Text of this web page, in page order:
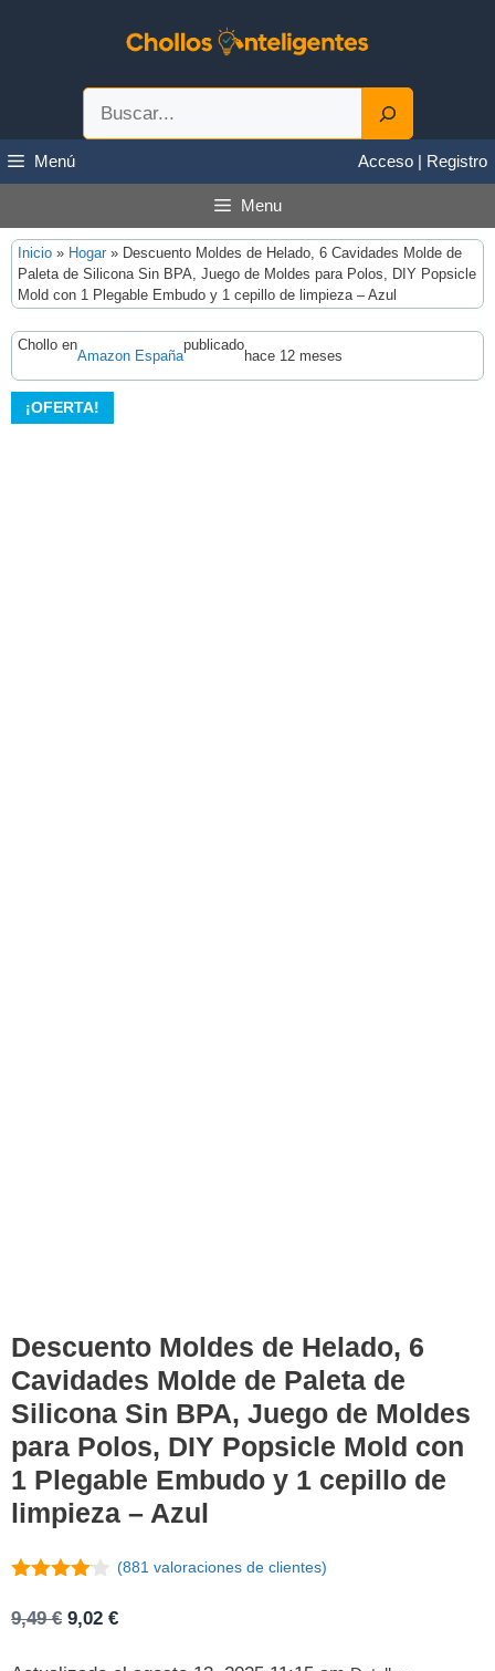
Menú Acceso | Registro
Menu
Inicio » Hogar » Descuento Moldes de Helado, 6 Cavidades Molde de
Paleta de Silicona Sin BPA, Juego de Moldes para Polos, DIY Popsicle
Mold con 1 Plegable Embudo y 1 cepillo de limpieza – Azul
Chollo en
Amazon España
publicado
hace 12 meses
¡OFERTA!
Descuento Moldes de Helado, 6
Cavidades Molde de Paleta de
Silicona Sin BPA, Juego de Moldes
para Polos, DIY Popsicle Mold con
1 Plegable Embudo y 1 cepillo de
limpieza – Azul
(881 valoraciones de clientes)
9,49€ El
9,02 €El